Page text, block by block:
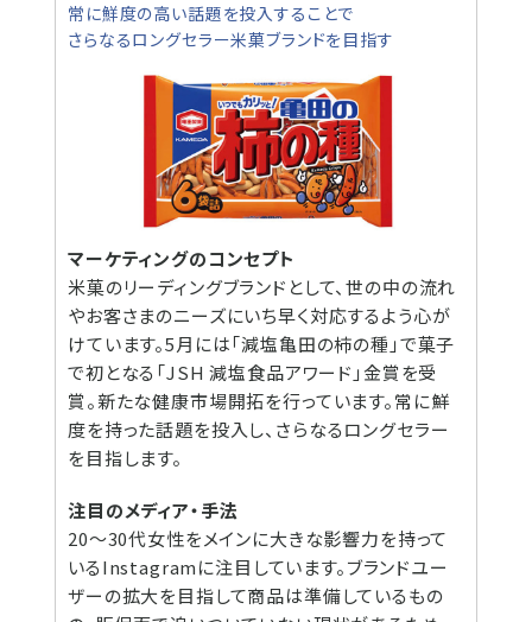
常に鮮度の高い話題を投入することで
さらなるロングセラー米菓ブランドを目指す
マーケティングのコンセプト
米菓のリーディングブランドとして、世の中の流れ
やお客さまのニーズにいち早く対応するよう心が
けています。5月には「減塩亀田の柿の種」で菓子
で初となる「JSH 減塩食品アワード」金賞を受
賞。新たな健康市場開拓を行っています。常に鮮
度を持った話題を投入し、さらなるロングセラー
を目指します。
注目のメディア・手法
20～30代女性をメインに大きな影響力を持って
いるInstagramに注目しています。ブランドユー
ザーの拡大を目指して商品は準備しているもの